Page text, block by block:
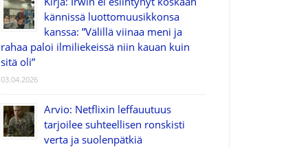
kännissä luottomuusikkonsa
kanssa: ”Välillä viinaa meni ja
rahaa paloi ilmiliekeissä niin kauan kuin
sitä oli”
03.04.2026
Arvio: Netflixin leffauutuus
tarjoilee suhteellisen ronskisti
verta ja suolenpätkiä